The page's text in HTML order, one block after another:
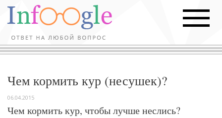
Чем кормить кур (несушек)?
06.04.2015
Чем кормить кур, чтобы лучше неслись?